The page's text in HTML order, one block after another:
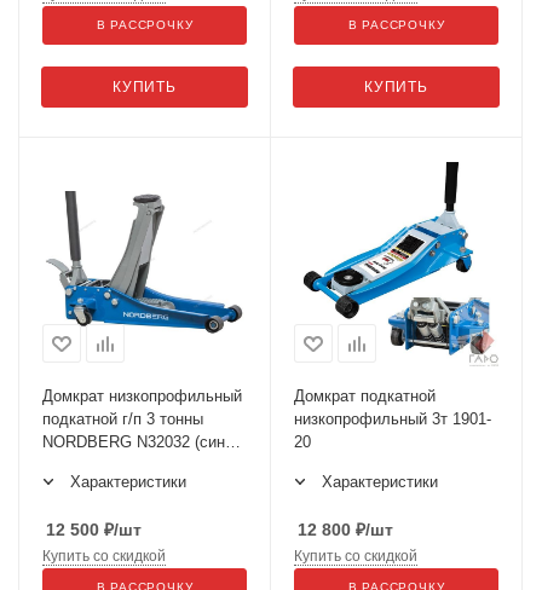
КУПИТЬ
В РАССРОЧКУ
КУПИТЬ
В РАССРОЧКУ
Домкрат низкопрофильный
подкатной г/п 3 тонны
NORDBERG N32032 (синий/
Характеристики
12 500 ₽/шт
Купить со скидкой
В РАССРОЧКУ
Домкрат подкатной
низкопрофильный 3т 1901-
20
Характеристики
12 800 ₽/шт
Купить со скидкой
В РАССРОЧКУ